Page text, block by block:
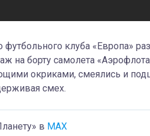
футбольного клуба «Европа»
на борту самолета
окриками, смеялись и
смех.
в MAX